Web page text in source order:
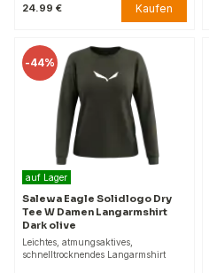
24.99 € Kaufen
-44%
auf Lager
Salewa Eagle Solidlogo Dry
Tee W Damen Langarmshirt
Dark olive
Leichtes, atmungsaktives,
schnelltrocknendes Langarmshirt